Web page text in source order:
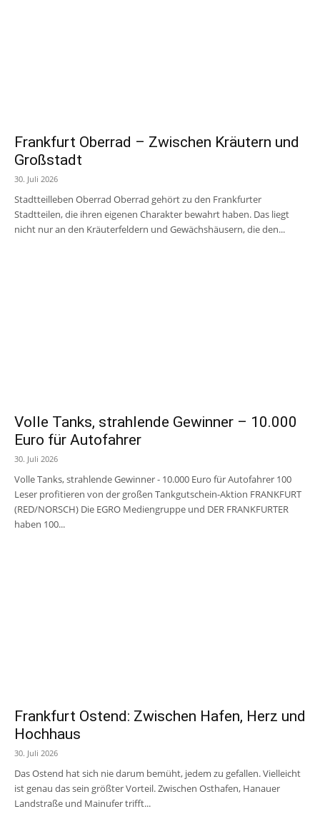
Frankfurt Oberrad – Zwischen Kräutern und
Großstadt
30. Juli 2026
Stadtteilleben Oberrad Oberrad gehört zu den Frankfurter
Stadtteilen, die ihren eigenen Charakter bewahrt haben. Das liegt
nicht nur an den Kräuterfeldern und Gewächshäusern, die den...
Volle Tanks, strahlende Gewinner – 10.000
Euro für Autofahrer
30. Juli 2026
Volle Tanks, strahlende Gewinner - 10.000 Euro für Autofahrer 100
Leser profitieren von der großen Tankgutschein-Aktion FRANKFURT
(RED/NORSCH) Die EGRO Mediengruppe und DER FRANKFURTER
haben 100...
Frankfurt Ostend: Zwischen Hafen, Herz und
Hochhaus
30. Juli 2026
Das Ostend hat sich nie darum bemüht, jedem zu gefallen. Vielleicht
ist genau das sein größter Vorteil. Zwischen Osthafen, Hanauer
Landstraße und Mainufer trifft...